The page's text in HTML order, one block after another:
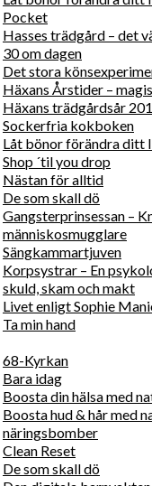
Pocket
Hasses trädgård – det
30 om dagen
Det stora
Häxans Årstider –
Häxans trädgårdsår
Sockerfria kokboken
Låt bönor förändra ditt
Shop ´til you drop
Nästan för alltid
De som skall dö
Gangsterprinsessan –
människosmugglare
Sängkammartjuven
Korpsystrar – En
skuld, skam och makt
Livet enligt Sophie
Ta min hand
68-Kyrkan
Bara idag
Boosta din hälsa med
Boosta hud & hår med
näringsbomber
Clean Reset
De som skall dö